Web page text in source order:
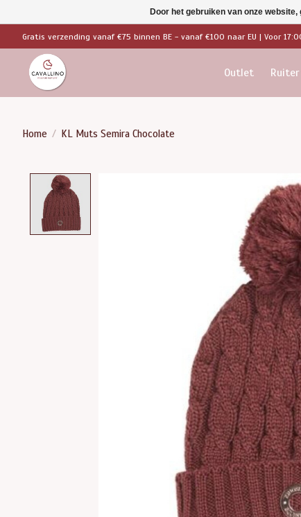
Gratis verzending vanaf €75 binnen BE - vanaf €100 naar EU | Voor
Outlet Ruiter
Home / KL Muts Semira Chocolate
Door het gebruiken van onze